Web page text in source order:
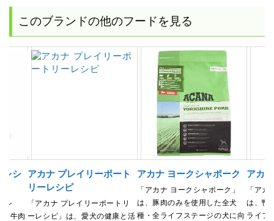
このブランドの他のフードを見る
レシ
シ
牛肉
アカナ プレイリーポート
リーレシピ
「アカナ プレイリーポートリ
ーレシピ」は、愛犬の健康と活
アカナ ヨークシャポーク
「アカナ ヨークシャポーク」
は、豚肉のみを使用した全犬
種・全ライフステージの犬に向
アカ
「ア
は、鴨
ライフ